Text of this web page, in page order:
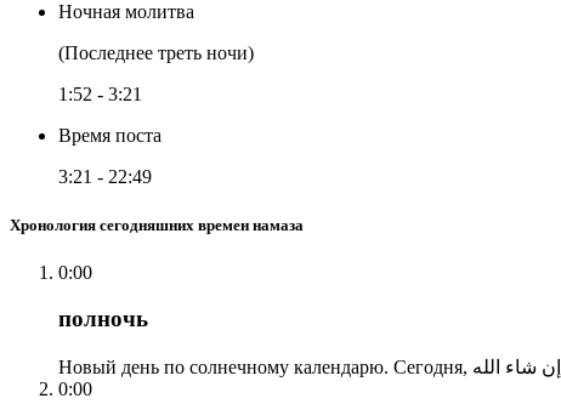
Ночная молитва
(Последнее треть ночи)
1:52 - 3:21
Время поста
3:21 - 22:49
Хронология сегодняшних времен намаза
0:00
полночь
0:00